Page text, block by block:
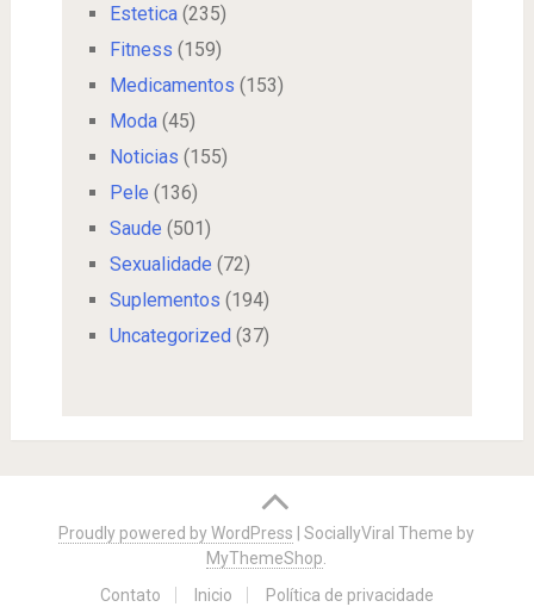
Estetica(235)
Fitness (159)
Medicamentos (153)
Moda(45)
Noticias (155)
Pele (136)
Saude (501)
Sexualidade (72)
Suplementos (194)
Uncategorized (37)
Proudly powered by WordPress |SociallyViral Theme by
MyThemeShop
Contato
Inicio Política de privacidade